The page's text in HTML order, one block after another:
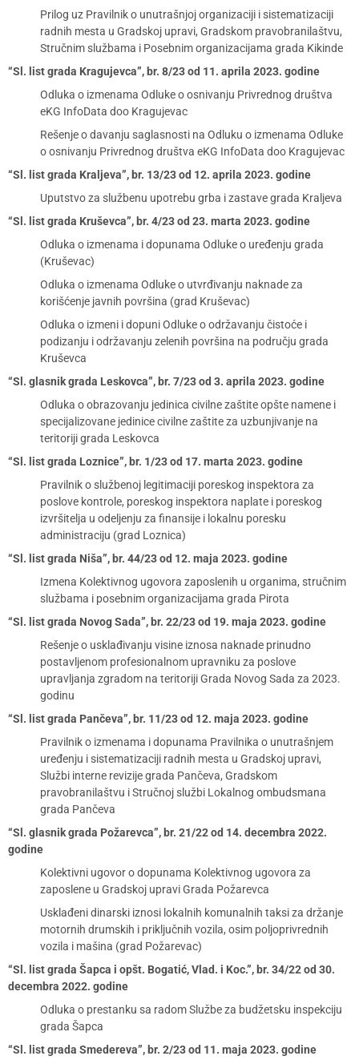
Prilog uz Pravilnik o unutrašnjoj organizaciji i sistematizaciji
radnih mesta u Gradskoj upravi, Gradskom pravobranilaštvu,
Stručnim službama i Posebnim organizacijama grada Kikinde
“Sl. list grada Kragujevca”, br. 8/23 od 11. aprila 2023. godine
Odluka o izmenama Odluke o osnivanju Privrednog društva
eKG InfoData doo Kragujevac
Rešenje o davanju saglasnosti na Odluku o izmenama Odluke
o osnivanju Privrednog društva eKG InfoData doo Kragujevac
“Sl. list grada Kraljeva”, br. 13/23 od 12. aprila 2023. godine
Uputstvo za službenu upotrebu grba i zastave grada Kraljeva
“Sl. list grada Kruševca”, br. 4/23 od 23. marta 2023. godine
Odluka o izmenama i dopunama Odluke o uređenju grada
(Kruševac)
Odluka o izmenama Odluke o utvrđivanju naknade za
korišćenje javnih površina (grad Kruševac)
Odluka o izmeni i dopuni Odluke o održavanju čistoće i
podizanju i održavanju zelenih površina na području grada
Kruševca
“Sl. glasnik grada Leskovca”, br. 7/23 od 3. aprila 2023. godine
Odluka o obrazovanju jedinica civilne zaštite opšte namene i
specijalizovane jedinice civilne zaštite za uzbunjivanje na
teritoriji grada Leskovca
“Sl. list grada Loznice”, br. 1/23 od 17. marta 2023. godine
Pravilnik o službenoj legitimaciji poreskog inspektora za
poslove kontrole, poreskog inspektora naplate i poreskog
izvršitelja u odeljenju za finansije i lokalnu poresku
administraciju (grad Loznica)
“Sl. list grada Niša”, br. 44/23 od 12. maja 2023. godine
Izmena Kolektivnog ugovora zaposlenih u organima, stručnim
službama i posebnim organizacijama grada Pirota
“Sl. list grada Novog Sada”, br. 22/23 od 19. maja 2023. godine
Rešenje o usklađivanju visine iznosa naknade prinudno
postavljenom profesionalnom upravniku za poslove
upravljanja zgradom na teritoriji Grada Novog Sada za 2023.
godinu
“Sl. list grada Pančeva”, br. 11/23 od 12. maja 2023. godine
Pravilnik o izmenama i dopunama Pravilnika o unutrašnjem
uređenju i sistematizaciji radnih mesta u Gradskoj upravi,
Službi interne revizije grada Pančeva, Gradskom
pravobranilaštvu i Stručnoj službi Lokalnog ombudsmana
grada Pančeva
“Sl. glasnik grada Požarevca”, br. 21/22 od 14. decembra 2022.
godine
Kolektivni ugovor o dopunama Kolektivnog ugovora za
zaposlene u Gradskoj upravi Grada Požarevca
Usklađeni dinarski iznosi lokalnih komunalnih taksi za držanje
motornih drumskih i priključnih vozila, osim poljoprivrednih
vozila i mašina (grad Požarevac)
“Sl. list grada Šapca i opšt. Bogatić, Vlad. i Koc.”, br. 34/22 od 30.
decembra 2022. godine
Odluka o prestanku sa radom Službe za budžetsku inspekciju
grada Šapca
“Sl. list grada Smedereva”, br. 2/23 od 11. maja 2023. godine